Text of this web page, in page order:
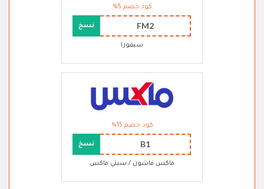
كود خصم 5%
FM2 نسخ
سيفورا
كود خصم 15%
B1 نسخ
ماكس فاشون / سيتي ماكس